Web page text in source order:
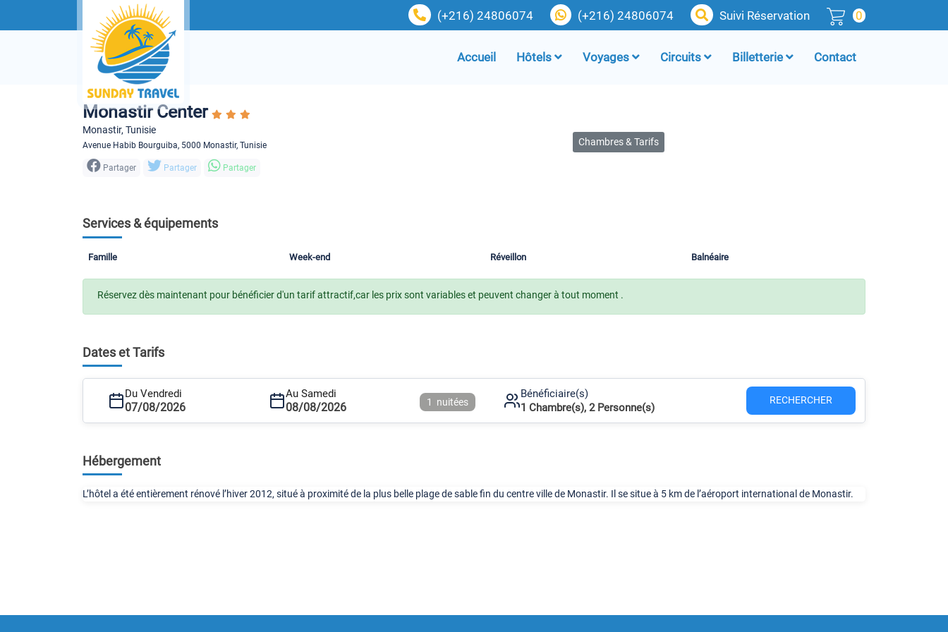
(+216) 24806074 (+216) 24806074 Suivi Réservation 0
Accueil Hôtels Voyages Circuits Billetterie Contact
Monastir Center
Monastir, Tunisie
Avenue Habib Bourguiba, 5000 Monastir, Tunisie
Partager Partager Partager
Chambres & Tarifs
Services & équipements
Famille Week-end Réveillon Balnéaire
Réservez dès maintenant pour bénéficier d'un tarif attractif,car les prix sont variables et peuvent changer à tout moment .
Dates et Tarifs
Du Vendredi
07/08/2026
Au Samedi
08/08/2026 1 nuitées
Bénéficiaire(s)
1 Chambre(s), 2 Personne(s)
RECHERCHER
Hébergement
L’hôtel a été entièrement rénové l’hiver 2012, situé à proximité de la plus belle plage de sable fin du centre ville de Monastir. Il se situe à 5 km de l’aéroport international de Monastir.